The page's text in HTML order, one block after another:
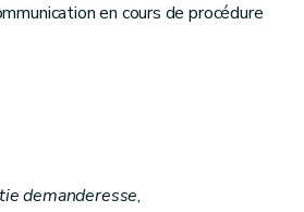
en cours de procédure
demanderesse,